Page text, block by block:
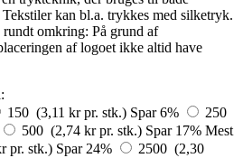
kan bl.a. trykkes med silketryk.
omkring: På grund af
af logoet ikke altid have
150 (3,11 kr pr. stk.) Spar 6%
250
500 (2,74 kr pr. stk.) Spar 17% Mest
pr. stk.) Spar 24%
2500 (2,30